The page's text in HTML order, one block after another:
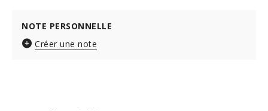
NOTE PERSONNELLE
Créer une note